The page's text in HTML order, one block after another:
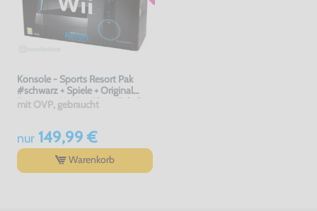
Konsole - Sports Resort Pak
#schwarz + Spiele + Original
Remote + Motion Plus + Zubehör
mit OVP, gebraucht
nur149,99 €
Warenkorb